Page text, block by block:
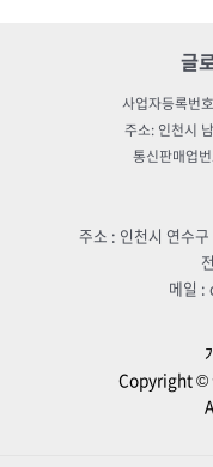
글
사업자등록번
주소: 인천시
통신판매업
주소 : 인천시 연수
메일
Copyright ©